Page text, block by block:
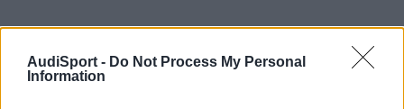
AudiSport - Do Not Process My Personal
Information